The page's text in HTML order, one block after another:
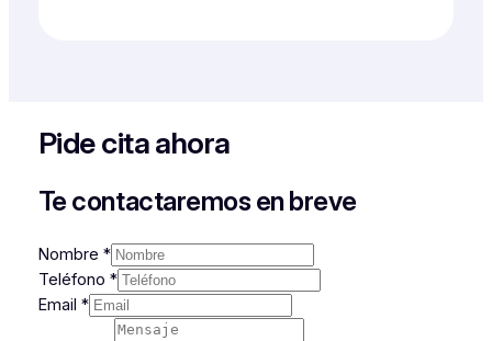
Pide cita ahora
Te contactaremos en breve
Casillas
Teléfono
Mensaje
Nombre *
Teléfono *
Email *